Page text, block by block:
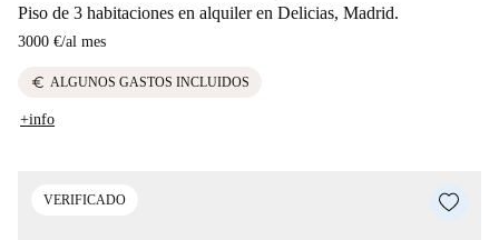
Piso de 3 habitaciones en alquiler en Delicias, Madrid.
3000 €/al mes
euro ALGUNOS GASTOS INCLUIDOS
+info
VERIFICADO